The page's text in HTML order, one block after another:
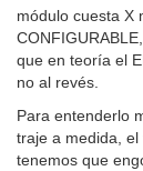
módulo cuesta X
que en teoría el
no al revés.
Para entenderlo
traje a medida,
tenemos que